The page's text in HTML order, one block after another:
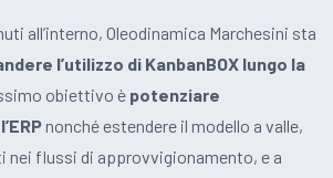
all’interno, Oleodinamica Marchesini sta
l’utilizzo di KanbanBOX lungo la
obiettivo è potenziare
nonché estendere il modello a valle,
nei flussi di approvvigionamento, e a